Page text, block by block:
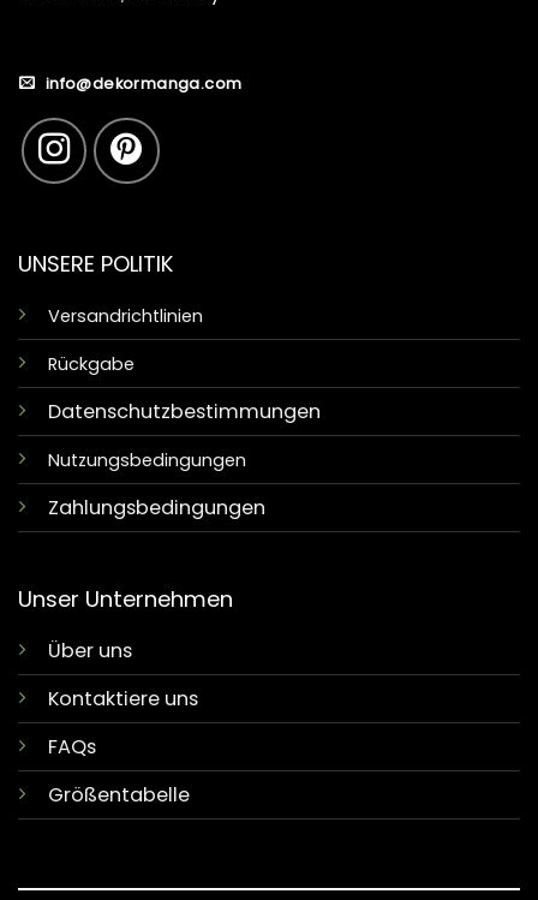
info@dekormanga.com
UNSERE POLITIK
Versandrichtlinien
Rückgabe
Datenschutzbestimmungen
Nutzungsbedingungen
Zahlungsbedingungen
Unser Unternehmen
Über uns
Kontaktiere uns
FAQs
Größentabelle